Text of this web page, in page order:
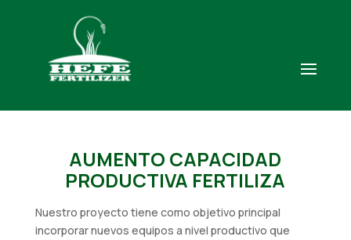
AUMENTO CAPACIDAD
PRODUCTIVA FERTILIZA
Nuestro proyecto tiene como objetivo principal
incorporar nuevos equipos a nivel productivo que